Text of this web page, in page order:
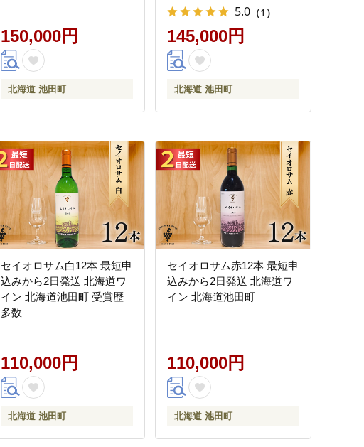
150,000円
北海道 池田町
5.0 （1）
145,000円
北海道 池田町
セイオロサム白12本 最短申
込みから2日発送 北海道ワ
イン 北海道池田町 受賞歴
多数
110,000円
北海道 池田町
セイオロサム赤12本 最短申
込みから2日発送 北海道ワ
イン 北海道池田町
110,000円
北海道 池田町